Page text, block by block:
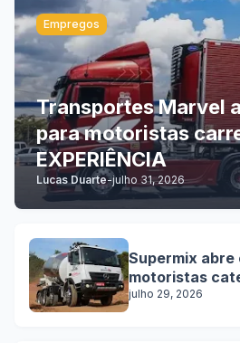
Empregos
Transportes Marvel
para motoristas
EXPERIÊNCIA
Lucas Duarte-julho 31, 2026
Supermix
motoristas
julho 29, 2026